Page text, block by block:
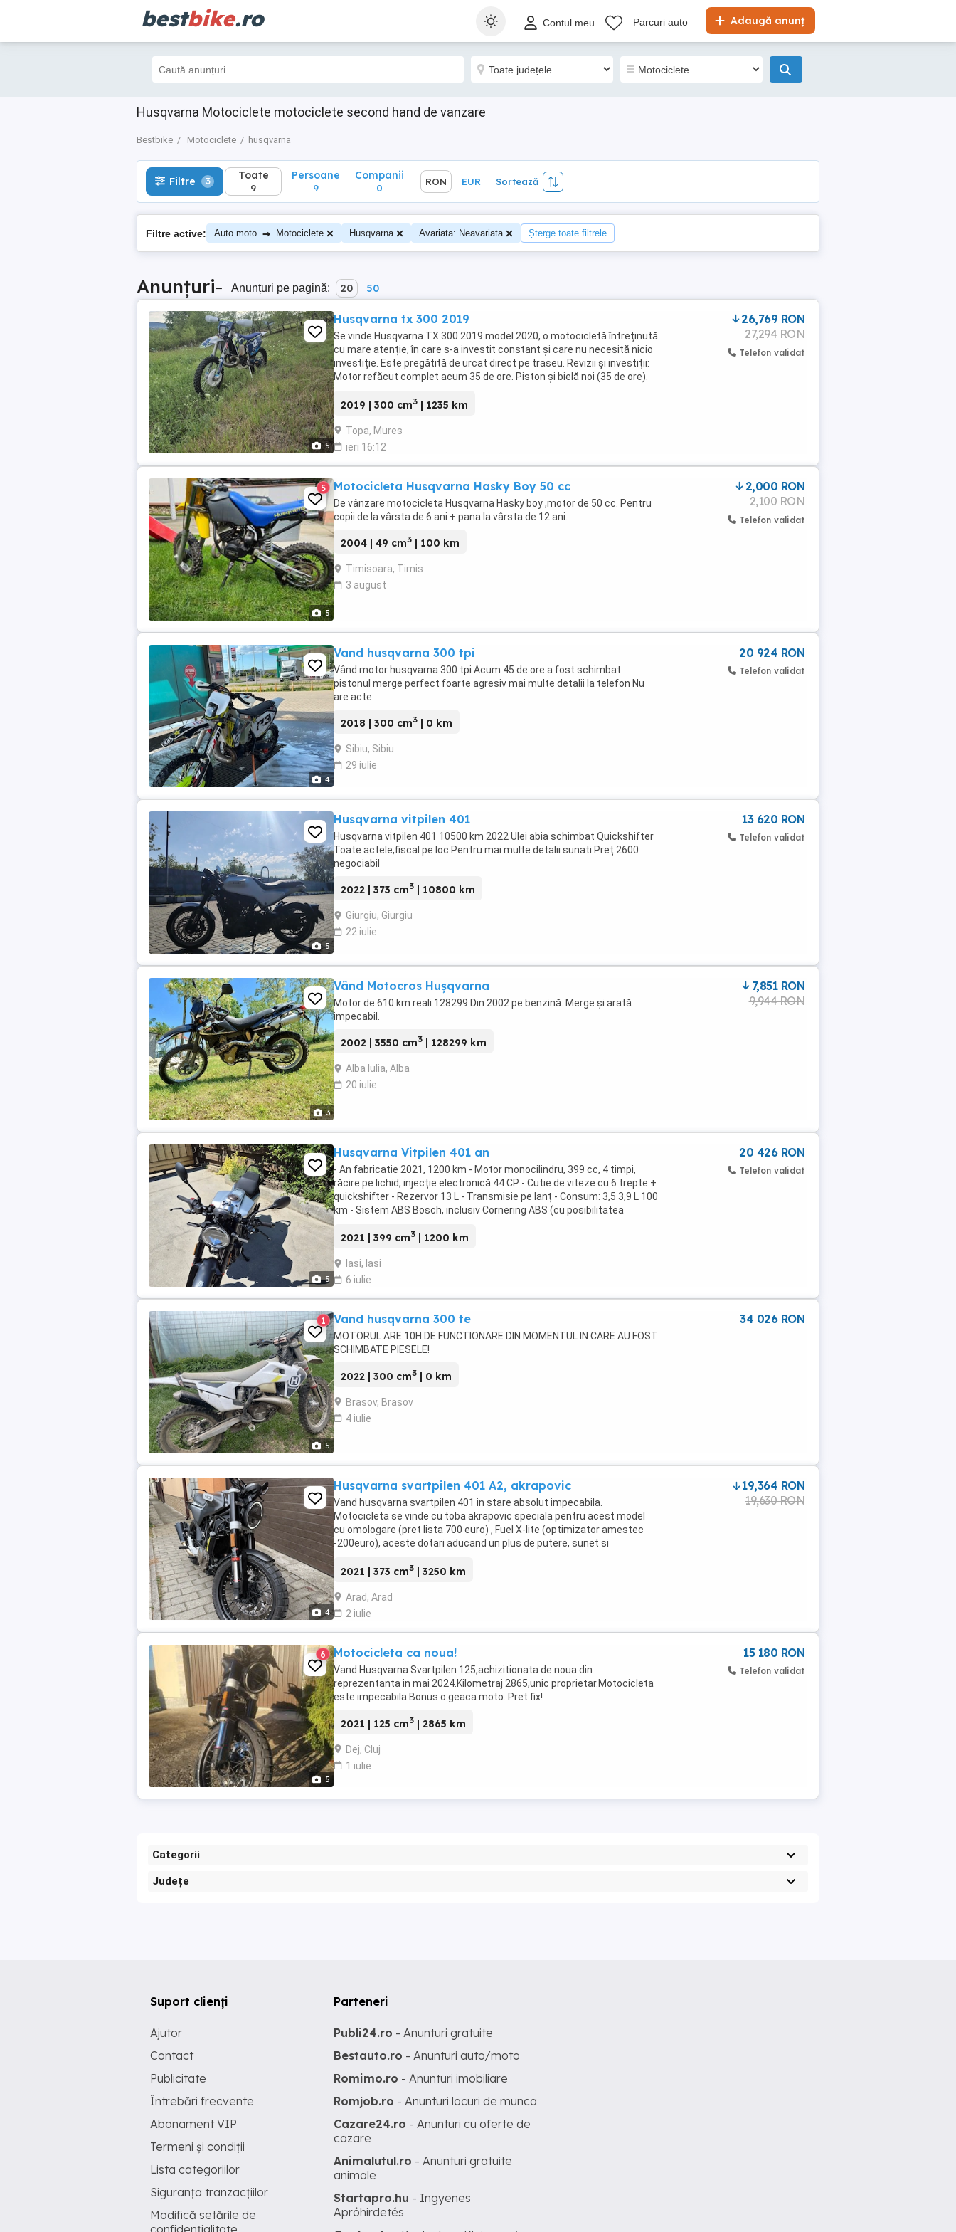
bestbike.ro Adaugă anunț
Contul meu Parcuri auto
Husqvarna Motociclete motociclete second hand de vanzare
Bestbike Motociclete husqvarna
Filtre 3 Toate
9
Sortează
Filtre 3 Toate
9
Persoane
9
Companii
0
RON EUR Sortează
Filtre active: Auto moto → Motociclete Husqvarna Avariata: Neavariata Șterge toate filtrele
Anunțuri– Anunțuri pe pagină: 20 50
5
Husqvarna tx 300 2019
Se vinde Husqvarna TX 300 2019 model 2020, o motocicletă întreținută
cu mare atenție, în care s-a investit constant și care nu necesită nicio
investiție. Este pregătită de urcat direct pe traseu. Revizii și investiții:
Motor refăcut complet acum 35 de ore. Piston și bielă noi (35 de ore).
2019 | 300 cm3 | 1235 km
Topa, Mures
ieri 16:12
26,769 RON
27,294 RON
Telefon validat
5
5 Motocicleta Husqvarna Hasky Boy 50 cc
De vânzare motocicleta Husqvarna Hasky boy ,motor de 50 cc. Pentru
copii de la vârsta de 6 ani + pana la vârsta de 12 ani.
2004 | 49 cm3 | 100 km
Timisoara, Timis
3 august
2,000 RON
2,100 RON
Telefon validat
4
Vand husqvarna 300 tpi
Vând motor husqvarna 300 tpi Acum 45 de ore a fost schimbat
pistonul merge perfect foarte agresiv mai multe detalii la telefon Nu
are acte
2018 | 300 cm3 | 0 km
Sibiu, Sibiu
29 iulie
20 924 RON
Telefon validat
5
Husqvarna vitpilen 401
Husqvarna vitpilen 401 10500 km 2022 Ulei abia schimbat Quickshifter
Toate actele,fiscal pe loc Pentru mai multe detalii sunati Preț 2600
negociabil
2022 | 373 cm3 | 10800 km
Giurgiu, Giurgiu
22 iulie
13 620 RON
Telefon validat
3
Vând Motocros Hușqvarna
Motor de 610 km reali 128299 Din 2002 pe benzină. Merge și arată
impecabil.
2002 | 3550 cm3 | 128299 km
Alba Iulia, Alba
20 iulie
7,851 RON
9,944 RON
5
Husqvarna Vitpilen 401 an
- An fabricatie 2021, 1200 km - Motor monocilindru, 399 cc, 4 timpi,
răcire pe lichid, injecție electronică 44 CP - Cutie de viteze cu 6 trepte +
quickshifter - Rezervor 13 L - Transmisie pe lanț - Consum: 3,5 3,9 L 100
km - Sistem ABS Bosch, inclusiv Cornering ABS (cu posibilitatea
2021 | 399 cm3 | 1200 km
Iasi, Iasi
6 iulie
20 426 RON
Telefon validat
5
1 Vand husqvarna 300 te
MOTORUL ARE 10H DE FUNCTIONARE DIN MOMENTUL IN CARE AU FOST
SCHIMBATE PIESELE!
2022 | 300 cm3 | 0 km
Brasov, Brasov
4 iulie
34 026 RON
4
Husqvarna svartpilen 401 A2, akrapovic
Vand husqvarna svartpilen 401 in stare absolut impecabila.
Motocicleta se vinde cu toba akrapovic speciala pentru acest model
cu omologare (pret lista 700 euro) , Fuel X-lite (optimizator amestec
-200euro), aceste dotari aducand un plus de putere, sunet si
2021 | 373 cm3 | 3250 km
Arad, Arad
2 iulie
19,364 RON
19,630 RON
5
6 Motocicleta ca noua!
Vand Husqvarna Svartpilen 125,achizitionata de noua din
reprezentanta in mai 2024.Kilometraj 2865,unic proprietar.Motocicleta
este impecabila.Bonus o geaca moto. Pret fix!
2021 | 125 cm3 | 2865 km
Dej, Cluj
1 iulie
15 180 RON
Telefon validat
Categorii
Județe
Suport clienți
Ajutor
Contact
Publicitate
Întrebări frecvente
Abonament VIP
Termeni și condiții
Lista categoriilor
Siguranța tranzacțiilor
Modifică setările de
confidențialitate
Parteneri
Publi24.ro - Anunturi gratuite
Bestauto.ro - Anunturi auto/moto
Romimo.ro - Anunturi imobiliare
Romjob.ro - Anunturi locuri de munca
Cazare24.ro - Anunturi cu oferte de
cazare
Animalutul.ro - Anunturi gratuite
animale
Startapro.hu - Ingyenes
Apróhirdetés